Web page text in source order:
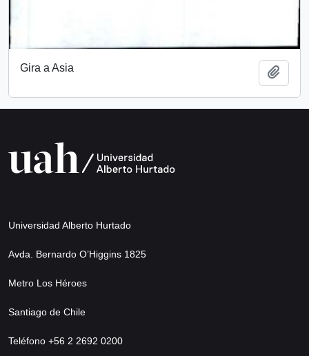
Gira a Asia
Universidad Alberto Hurtado
Avda. Bernardo O’Higgins 1825
Metro Los Héroes
Santiago de Chile
Teléfono +56 2 2692 0200